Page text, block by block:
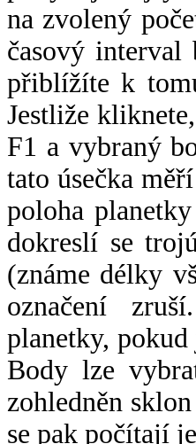
na zvolený
časový
přiblížíte k
Jestliže
F1 a vybraný
tato úsečka
poloha
dokreslí se
(známe délky
označení
planetky,
Body lze
zohledněn
se pak počítají